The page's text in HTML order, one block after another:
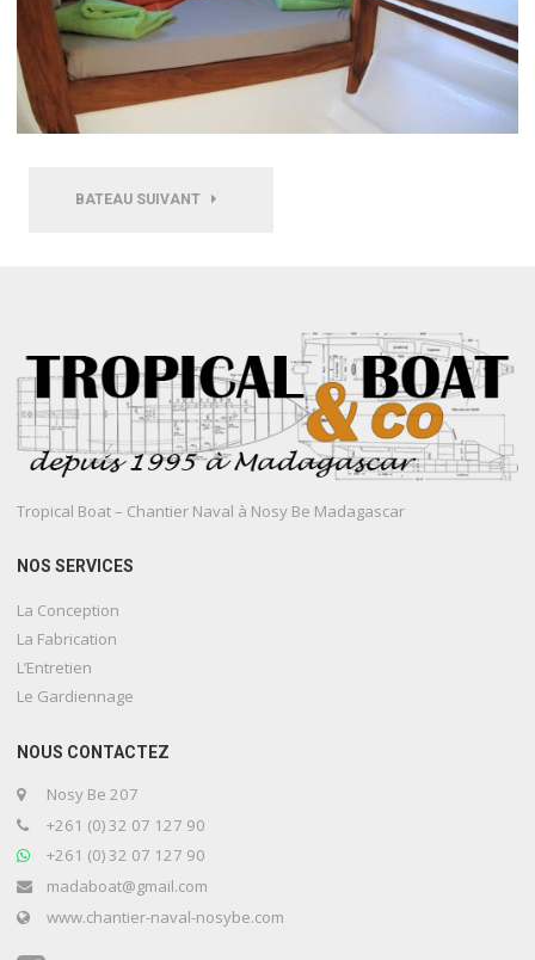
BATEAU SUIVANT
Tropical Boat – Chantier Naval à Nosy Be Madagascar
NOS SERVICES
La Conception
La Fabrication
L’Entretien
Le Gardiennage
NOUS CONTACTEZ
Nosy Be 207
+261 (0) 32 07 127 90
+261 (0) 32 07 127 90
madaboat@gmail.com
www.chantier-naval-nosybe.com